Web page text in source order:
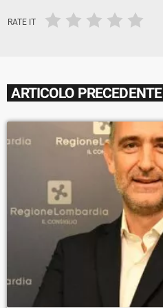
RATE IT
ARTICOLO PRECEDENTE